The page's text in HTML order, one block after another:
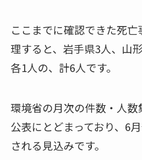
ここまでに確認できた死
理すると、岩手県3人、山
各1人の、計6人です。
環境省の月次の件数・人
公表にとどまっており、6
される見込みです。